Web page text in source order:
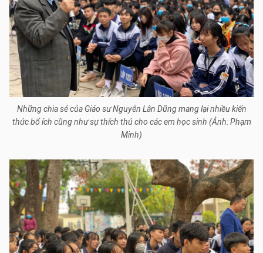
Những chia sẻ của Giáo sư Nguyễn Lân Dũng mang lại nhiều kiến
thức bổ ích cũng như sự thích thú cho các em học sinh (Ảnh: Phạm
Minh)